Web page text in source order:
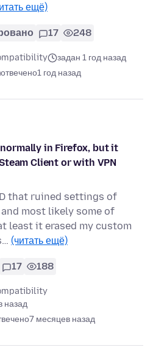
ещё)
17 248
задан 1 год назад
отвечено1 год назад
in Firefox, but it
Client or with VPN
that ruined settings of
most likely some of
least it erased my custom
(читать ещё)
17 188
назад
7 месяцев назад